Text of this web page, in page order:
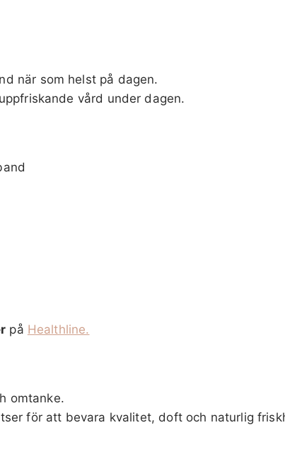
när som helst på dagen.
vård under dagen.
på Healthline.
omtanke.
för att bevara kvalitet, doft och naturlig